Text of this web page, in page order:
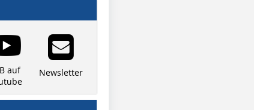
auf
Newsletter